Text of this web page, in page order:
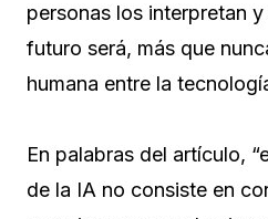
personas los interpretan
futuro será, más que
humana entre la
En palabras del artículo,
de la IA no consiste en